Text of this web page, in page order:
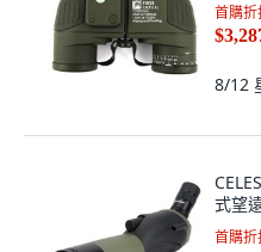
首購折
8/12
式望
首購折